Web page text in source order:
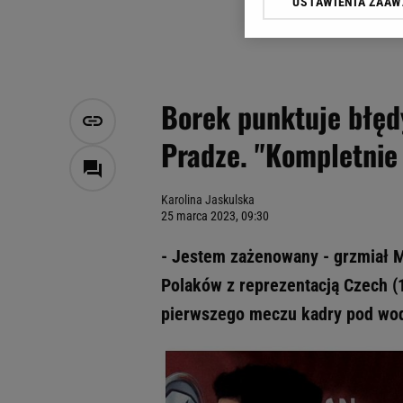
Borek punktuje
Pradze.
Karolina Jaskulska
25 marca 2023, 09:30
- Jestem zażenowany - grzmiał
Polaków z reprezentacją Czech
pierwszego meczu kadry pod
Klikając „Akceptuję”
Zaufanych Partnerów i
My, nasi Zaufani
Użycie dokładnych
Przechowywanie
badnie odbiorców i